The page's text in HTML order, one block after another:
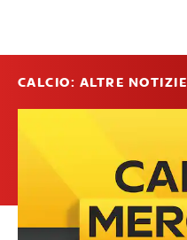
CALCIO: ALTRE NOTIZIE